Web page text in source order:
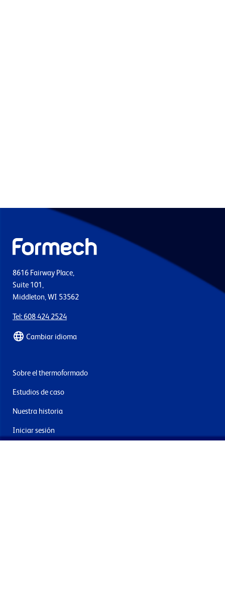
8616 Fairway Place,
Suite 101,
Middleton, WI 53562
Tel: 608 424 2524
Cambiar idioma
Sobre el thermoformado
Estudios de caso
Nuestra historia
Iniciar sesión